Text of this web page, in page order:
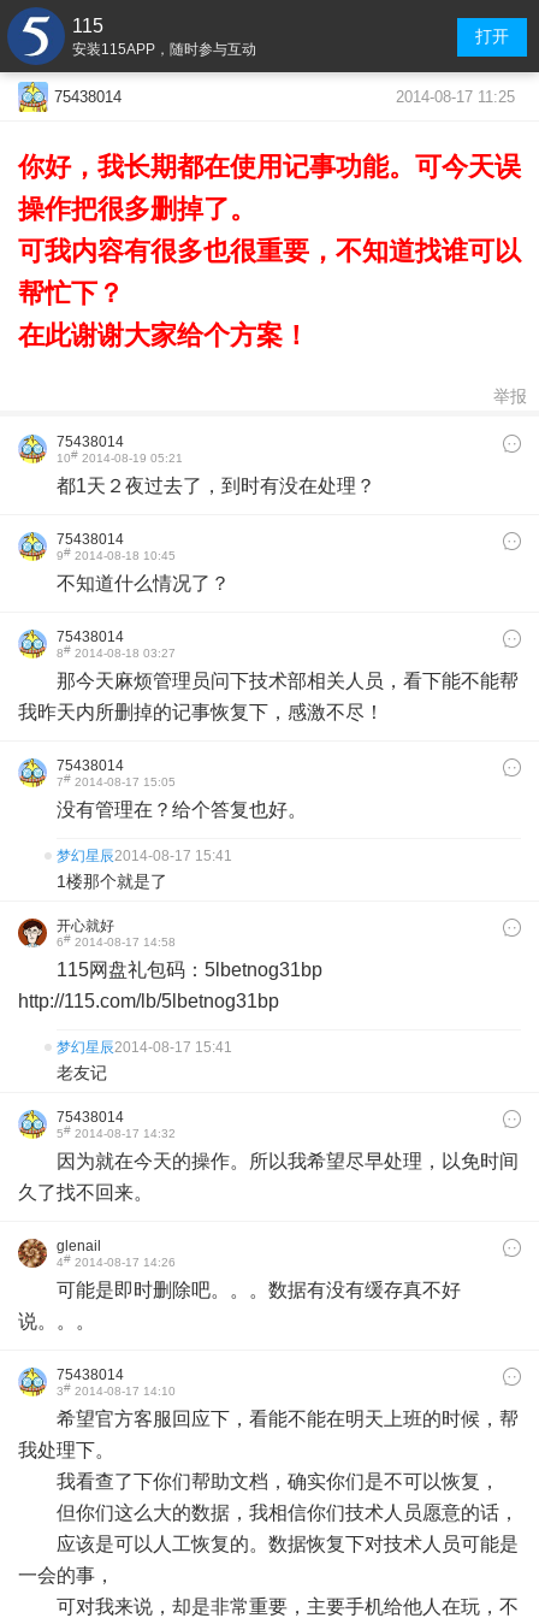
115
安装115APP，随时参与互动
打开
75438014 2014-08-17 11:25
你好，我长期都在使用记事功能。可今天误
操作把很多删掉了。
可我内容有很多也很重要，不知道找谁可以
帮忙下？
在此谢谢大家给个方案！
举报
75438014
10# 2014-08-19 05:21
都1天２夜过去了，到时有没在处理？
75438014
9# 2014-08-18 10:45
不知道什么情况了？
75438014
8# 2014-08-18 03:27
那今天麻烦管理员问下技术部相关人员，看下能不能帮
我昨天内所删掉的记事恢复下，感激不尽！
75438014
7# 2014-08-17 15:05
没有管理在？给个答复也好。
梦幻星辰2014-08-17 15:41
1楼那个就是了
开心就好
6# 2014-08-17 14:58
115网盘礼包码：5lbetnog31bp
http://115.com/lb/5lbetnog31bp
梦幻星辰2014-08-17 15:41
老友记
75438014
5# 2014-08-17 14:32
因为就在今天的操作。所以我希望尽早处理，以免时间
久了找不回来。
glenail
4# 2014-08-17 14:26
可能是即时删除吧。。。数据有没有缓存真不好
说。。。
75438014
3# 2014-08-17 14:10
希望官方客服回应下，看能不能在明天上班的时候，帮
我处理下。
我看查了下你们帮助文档，确实你们是不可以恢复，
但你们这么大的数据，我相信你们技术人员愿意的话，
应该是可以人工恢复的。数据恢复下对技术人员可能是
一会的事，
可对我来说，却是非常重要，主要手机给他人在玩，不